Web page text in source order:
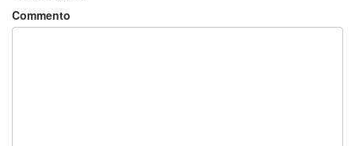
Commento